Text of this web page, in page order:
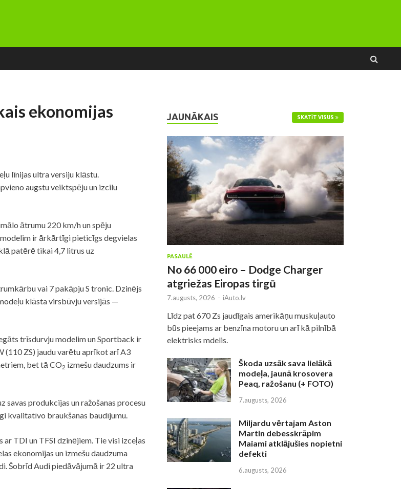
ekonomijas
līnijas ultra versiju klāstu.
augstu veiktspēju un izcilu
ātrumu 220 km/h un spēju
ir ārkārtīgi pieticīgs degvielas
patērē tikai 4,7 litrus uz
vai 7 pakāpju S tronic. Dzinējs
klāsta virsbūvju versijās —
trīsdurvju modelim un Sportback ir
(110 ZS) jaudu varētu aprīkot arī A3
bet tā CO2 izmešu daudzums ir
produkcijas un ražošanas procesu
kvalitatīvo braukšanas baudījumu.
TDI un TFSI dzinējiem. Tie visi izceļas
ekonomijas un izmešu daudzuma
Šobrīd Audi piedāvājumā ir 22 ultra
JAUNĀKAIS SKATĪT VISUS
PASAULĒ
No 66 000 eiro – Dodge Charger
atgriežas Eiropas tirgū
7.augusts, 2026 - iAuto.lv
Līdz pat 670 Zs jaudīgais amerikāņu muskuļauto
būs pieejams ar benzīna motoru un arī kā pilnībā
elektrisks mdelis.
Škoda uzsāk sava lielākā
modeļa, jaunā krosovera
Peaq, ražošanu (+ FOTO)
7.augusts, 2026
Miljardu vērtajam Aston
Martin debesskrāpim
Maiami atklājušies nopietni
defekti
6.augusts, 2026